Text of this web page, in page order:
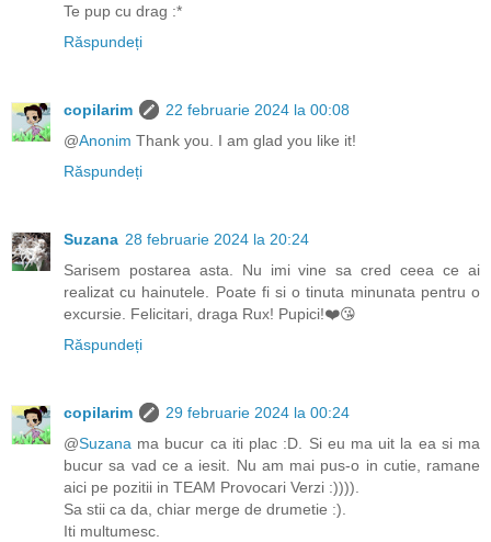
Te pup cu drag :*
Răspundeți
copilarim
22 februarie 2024 la 00:08
@Anonim Thank you. I am glad you like it!
Răspundeți
Suzana 28 februarie 2024 la 20:24
Sarisem postarea asta. Nu imi vine sa cred ceea ce ai
realizat cu hainutele. Poate fi si o tinuta minunata pentru o
excursie. Felicitari, draga Rux! Pupici!❤️😘
Răspundeți
copilarim
29 februarie 2024 la 00:24
@Suzana ma bucur ca iti plac :D. Si eu ma uit la ea si ma
bucur sa vad ce a iesit. Nu am mai pus-o in cutie, ramane
aici pe pozitii in TEAM Provocari Verzi :)))).
Sa stii ca da, chiar merge de drumetie :).
Iti multumesc.